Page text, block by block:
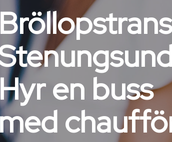
en buss